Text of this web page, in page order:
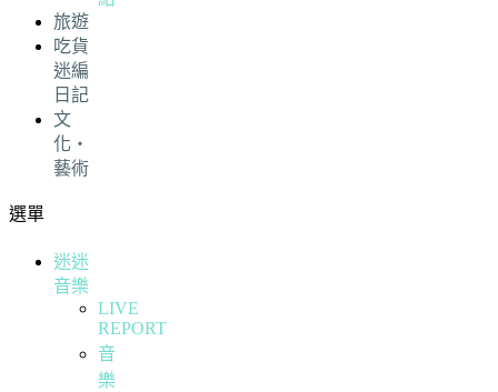
旅遊
吃貨
迷編
日記
文
化・
藝術
選單
迷迷
音樂
LIVE
REPORT
音
樂